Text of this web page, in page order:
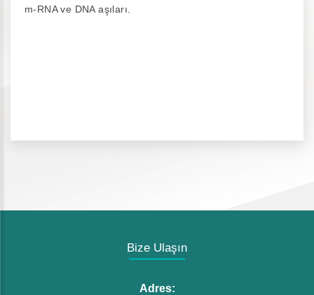
m-RNA ve DNA aşıları.
Bize Ulaşın
Adres: